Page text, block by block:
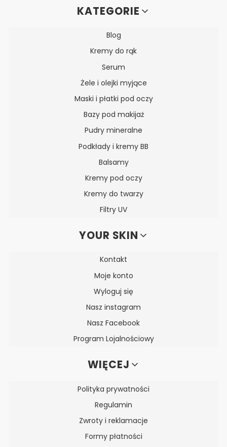
Linki w stopceKATEGORIE
Blog
Kremy do rąk
Serum
Żele i olejki myjące
Maski i płatki pod oczy
Bazy pod makijaż
Pudry mineralne
Podkłady i kremy BB
Balsamy
Kremy pod oczy
Kremy do twarzy
Filtry UV
YOUR SKIN
Kontakt
Moje konto
Wyloguj się
Nasz instagram
Nasz Facebook
Program Lojalnościowy
WIĘCEJ
Polityka prywatności
Regulamin
Zwroty i reklamacje
Formy płatności